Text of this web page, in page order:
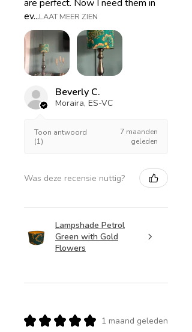
are perfect. Now I need them in
ev...LAAT MEER ZIEN
Beverly C.
Moraira, ES-VC
Toon antwoord
(1)
7 maanden
geleden
Was deze recensie nuttig?
Lampshade Petrol
Green with Gold
Flowers
★ ★ ★ ★ ★ 1 maand geleden